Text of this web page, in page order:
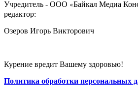
Учредитель - ООО «Байкал Медиа
редактор:
Озеров Игорь Викторович
Курение вредит Вашему здоровью!
Политика обработки персональных